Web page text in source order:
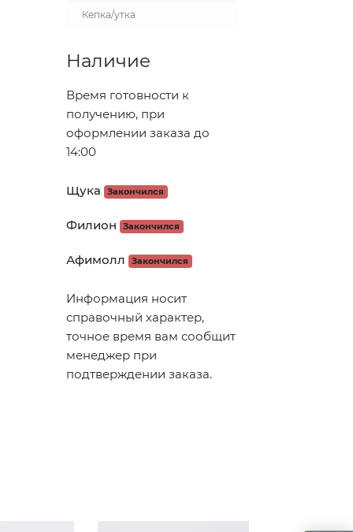
Кепка/утка
Наличие
Время готовности к
получению, при
оформлении заказа до
14:00
Щука Закончился
Филион Закончился
Афимолл Закончился
Информация носит
справочный характер,
точное время вам сообщит
менеджер при
подтверждении заказа.